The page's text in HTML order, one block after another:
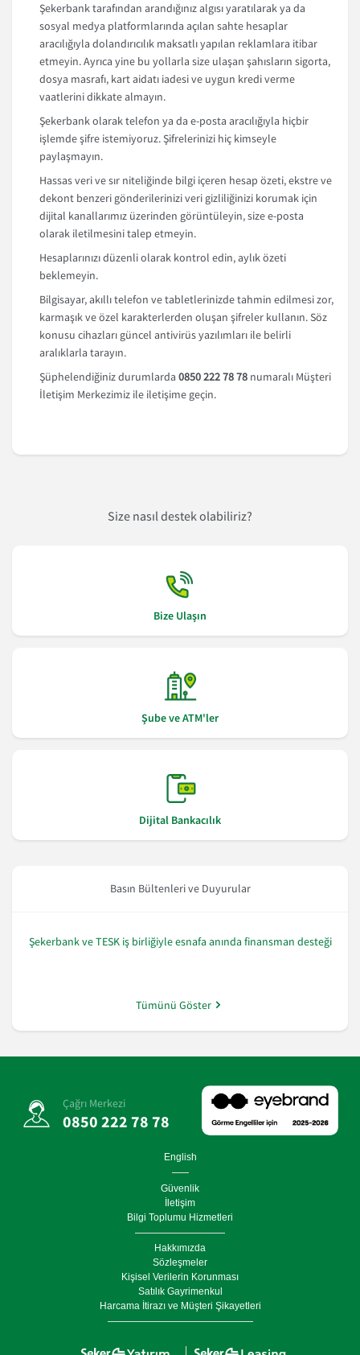
Şekerbank tarafından arandığınız algısı yaratılarak ya da
sosyal medya platformlarında açılan sahte hesaplar
aracılığıyla dolandırıcılık maksatlı yapılan reklamlara itibar
etmeyin. Ayrıca yine bu yollarla size ulaşan şahısların sigorta,
dosya masrafı, kart aidatı iadesi ve uygun kredi verme
vaatlerini dikkate almayın.
Şekerbank olarak telefon ya da e-posta aracılığıyla hiçbir
işlemde şifre istemiyoruz. Şifrelerinizi hiç kimseyle
paylaşmayın.
Hassas veri ve sır niteliğinde bilgi içeren hesap özeti, ekstre ve
dekont benzeri gönderilerinizi veri gizliliğinizi korumak için
dijital kanallarımız üzerinden görüntüleyin, size e-posta
olarak iletilmesini talep etmeyin.
Hesaplarınızı düzenli olarak kontrol edin, aylık özeti
beklemeyin.
Bilgisayar, akıllı telefon ve tabletlerinizde tahmin edilmesi zor,
karmaşık ve özel karakterlerden oluşan şifreler kullanın. Söz
konusu cihazları güncel antivirüs yazılımları ile belirli
aralıklarla tarayın.
Şüphelendiğiniz durumlarda 0850 222 78 78 numaralı Müşteri
İletişim Merkezimiz ile iletişime geçin.
Size nasıl destek olabiliriz?
Bize Ulaşın
Şube ve ATM'ler
Dijital Bankacılık
Basın Bültenleri ve Duyurular
Şekerbank ve TESK iş birliğiyle esnafa anında finansman desteği
Tümünü Göster
Çağrı Merkezi
0850 222 78 78
English
Güvenlik
İletişim
Bilgi Toplumu Hizmetleri
Hakkımızda
Sözleşmeler
Kişisel Verilerin Korunması
Satılık Gayrimenkul
Harcama İtirazı ve Müşteri Şikayetleri